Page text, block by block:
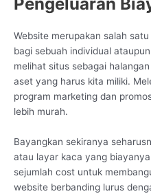
Website merupakan salah
bagi sebuah individual
melihat situs sebagai
aset yang harus kita miliki.
program marketing dan
lebih murah.
Bayangkan sekiranya
atau layar kaca yang
sejumlah cost untuk
website berbanding lurus